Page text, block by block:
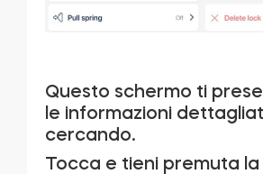
Questo schermo ti
le informazioni
cercando.
Tocca e tieni premuta la